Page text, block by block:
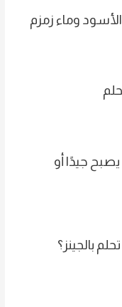
وماء زمزم
جيدًا أو
بالجينز؟